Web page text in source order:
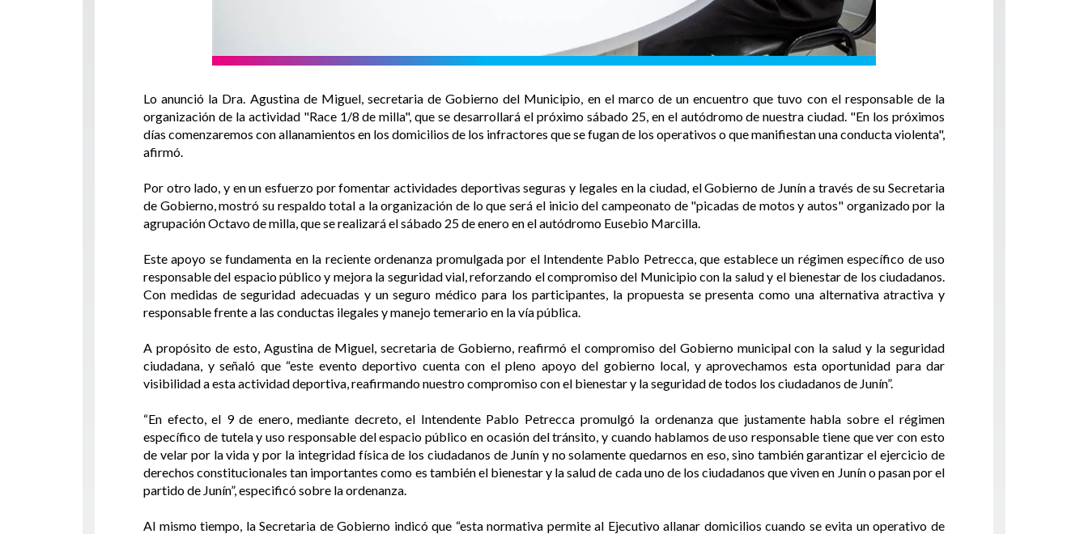
Lo anunció la Dra. Agustina de Miguel, secretaria de Gobierno del Municipio, en el marco de un encuentro que tuvo con el responsable de la
organización de la actividad "Race 1/8 de milla", que se desarrollará el próximo sábado 25, en el autódromo de nuestra ciudad. "En los próximos
días comenzaremos con allanamientos en los domicilios de los infractores que se fugan de los operativos o que manifiestan una conducta violenta",
afirmó.
Por otro lado, y en un esfuerzo por fomentar actividades deportivas seguras y legales en la ciudad, el Gobierno de Junín a través de su Secretaria
de Gobierno, mostró su respaldo total a la organización de lo que será el inicio del campeonato de "picadas de motos y autos" organizado por la
agrupación Octavo de milla, que se realizará el sábado 25 de enero en el autódromo Eusebio Marcilla.
Este apoyo se fundamenta en la reciente ordenanza promulgada por el Intendente Pablo Petrecca, que establece un régimen específico de uso
responsable del espacio público y mejora la seguridad vial, reforzando el compromiso del Municipio con la salud y el bienestar de los ciudadanos.
Con medidas de seguridad adecuadas y un seguro médico para los participantes, la propuesta se presenta como una alternativa atractiva y
responsable frente a las conductas ilegales y manejo temerario en la vía pública.
A propósito de esto, Agustina de Miguel, secretaria de Gobierno, reafirmó el compromiso del Gobierno municipal con la salud y la seguridad
ciudadana, y señaló que “este evento deportivo cuenta con el pleno apoyo del gobierno local, y aprovechamos esta oportunidad para dar
visibilidad a esta actividad deportiva, reafirmando nuestro compromiso con el bienestar y la seguridad de todos los ciudadanos de Junín”.
“En efecto, el 9 de enero, mediante decreto, el Intendente Pablo Petrecca promulgó la ordenanza que justamente habla sobre el régimen
específico de tutela y uso responsable del espacio público en ocasión del tránsito, y cuando hablamos de uso responsable tiene que ver con esto
de velar por la vida y por la integridad física de los ciudadanos de Junín y no solamente quedarnos en eso, sino también garantizar el ejercicio de
derechos constitucionales tan importantes como es también el bienestar y la salud de cada uno de los ciudadanos que viven en Junín o pasan por el
partido de Junín”, especificó sobre la ordenanza.
Al mismo tiempo, la Secretaria de Gobierno indicó que “esta normativa permite al Ejecutivo allanar domicilios cuando se evita un operativo de